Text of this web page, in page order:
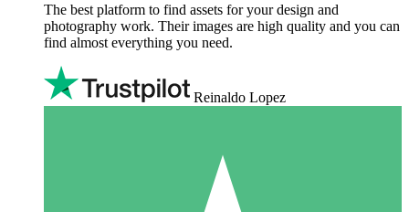
The best platform to find assets for your design and
photography work. Their images are high quality and you can
find almost everything you need.
Reinaldo Lopez